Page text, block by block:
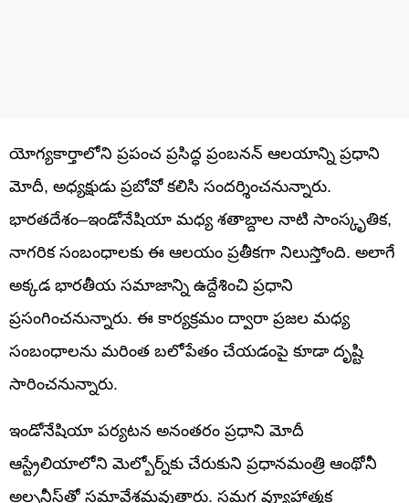
యోగ్యకార్తాలోని ప్రపంచ ప్రసిద్ధ ప్రంబనన్ ఆలయాన్ని ప్రధాని
మోదీ, అధ్యక్షుడు ప్రబోవో కలిసి సందర్శించనున్నారు.
భారతదేశం–ఇండోనేషియా మధ్య శతాబ్దాల నాటి సాంస్కృతిక,
నాగరిక సంబంధాలకు ఈ ఆలయం ప్రతీకగా నిలుస్తోంది. అలాగే
అక్కడ భారతీయ సమాజాన్ని ఉద్దేశించి ప్రధాని
ప్రసంగించనున్నారు. ఈ కార్యక్రమం ద్వారా ప్రజల మధ్య
సంబంధాలను మరింత బలోపేతం చేయడంపై కూడా దృష్టి
సారించనున్నారు.
ఇండోనేషియా పర్యటన అనంతరం ప్రధాని మోదీ
ఆస్ట్రేలియాలోని మెల్బోర్న్‌కు చేరుకుని ప్రధానమంత్రి ఆంథోనీ
అల్బనీస్‌తో సమావేశమవుతారు. సమగ్ర వ్యూహాత్మక